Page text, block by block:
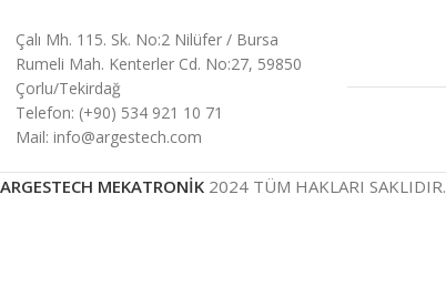
Çalı Mh. 115. Sk. No:2 Nilüfer / Bursa
Rumeli Mah. Kenterler Cd. No:27, 59850
Çorlu/Tekirdağ
Telefon: (+90) 534 921 10 71
Mail: info@argestech.com
ARGESTECH MEKATRONİK 2024 TÜM HAKLARI SAKLIDIR.